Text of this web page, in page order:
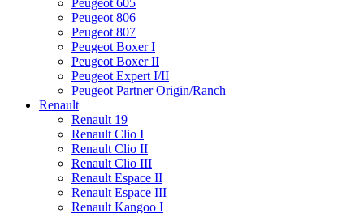
Peugeot 806
Peugeot 807
Peugeot Boxer I
Peugeot Boxer II
Peugeot Expert I/II
Peugeot Partner Origin/Ranch
Renault
Renault 19
Renault Clio I
Renault Clio II
Renault Clio III
Renault Espace II
Renault Espace III
Renault Kangoo I